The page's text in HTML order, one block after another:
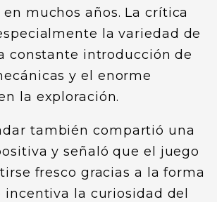
en muchos años. La crítica
la variedad de
constante introducción de
y el enorme
la exploración.
también compartió una
y señaló que el juego
fresco gracias a la forma
incentiva la curiosidad del